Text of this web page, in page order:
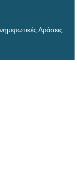
Δράσεις